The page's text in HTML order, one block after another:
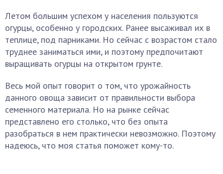
Летом большим успехом у населения пользуются
огурцы, особенно у городских. Ранее высаживал их в
теплице, под парниками. Но сейчас с возрастом стало
труднее заниматься ими, и поэтому предпочитают
выращивать огурцы на открытом грунте.
Весь мой опыт говорит о том, что урожайность
данного овоща зависит от правильности выбора
семенного материала. Но на рынке сейчас
представлено его столько, что без опыта
разобраться в нем практически невозможно. Поэтому
надеюсь, что моя статья поможет кому-то.